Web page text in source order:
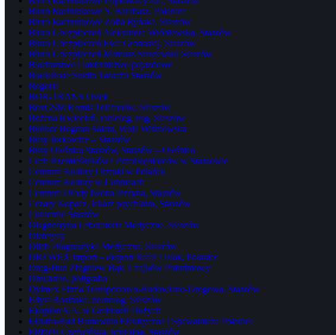
Biuro Rachunkowe S. Barabasz, Połaniec
Biuro Rachunkowe Zofia Ryńska, Staszów
Biuro Ubezpieczeń Aleksandra Wróblewska, Staszów
Biuro Ubezpieczeń Ewa Gronostaj, Staszów
Biuro Ubezpieczeń Mateusz Staszewski Staszów
Blacharstwo i lakiernictwo pojazdowe
BlackRose Studio Tatuażu Staszów
Bogoria
BOR-TRANS Osiek
BoxGSM Komis Telefonów, Staszów
Bożena Kwiecień, radiolog, usg, Staszów
Budkor Bogdan Sałata, Wola Wiśniowska
Busy Jurkowice – Staszów
Busy Oleśnica Staszów, Staszów – Oleśnica
Cech Rzemieślników i Przedsiębiorców w Staszowie
Centrum Kultury i Sztuki w Połańcu
Centrum Kultury w Łubnicach
Centrum Urody Iwona Jarzyna, Staszów
Cezary Kopacz, lekarz psychiatra, Staszów
Cukiernie Staszów
Diagnostyka Laboratoria Medyczne, Staszów
Dietetycy
Dilab Diagnostyka Medyczna, Staszów
DREWEX import – eksport Rafał Lisiak, Połaniec
Drog-Bud Zbigniew Bąk, Czajków Południowy
Drukarnie, poligrafia
Dylmex Firma Transportowo-Budowlano-Drogowa, Staszów
Edyta Rosińska, neurolog, Staszów
Ekoplon S.A. w Grabkach Dużych
Elektro-Bud Hurtownia Elektryczna i Spawalnicza Połaniec
Elżbieta Czerwińska, neurolog, Staszów